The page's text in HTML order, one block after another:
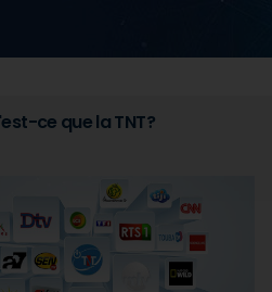
ce que la TNT?